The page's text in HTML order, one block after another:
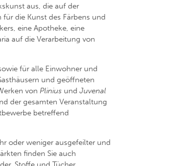
aus, die auf der
die Kunst des Färbens und
eine Apotheke, eine
auf die Verarbeitung von
für alle Einwohner und
und geöffneten
von Plinius und Juvenal
der gesamten Veranstaltung
betreffend
oder weniger ausgefeilter und
finden Sie auch